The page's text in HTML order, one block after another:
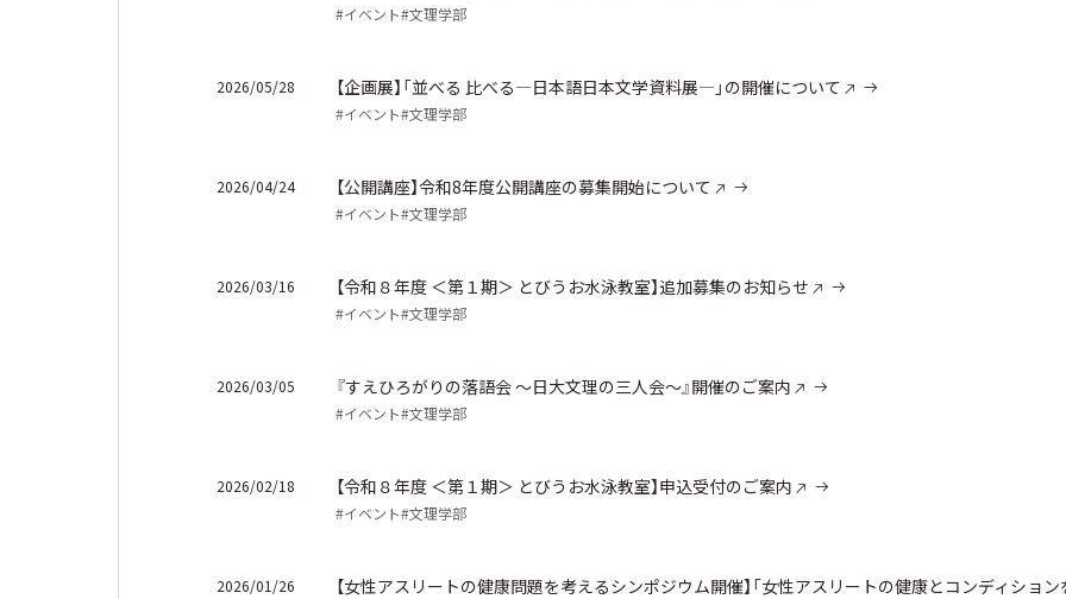
#イベント#文理学部
2026/05/28 【企画展】「並べる 比べる―日本語日本文学資料展―」の開催について
#イベント#文理学部
2026/04/24 【公開講座】令和8年度公開講座の募集開始について
#イベント#文理学部
2026/03/16 【令和８年度 ＜第１期＞ とびうお水泳教室】追加募集のお知らせ
#イベント#文理学部
2026/03/05 『すえひろがりの落語会 ～日大文理の三人会～』開催のご案内
#イベント#文理学部
2026/02/18 【令和８年度 ＜第１期＞ とびうお水泳教室】申込受付のご案内
#イベント#文理学部
2026/01/26 【女性アスリートの健康問題を考えるシンポジウム開催】「女性アスリートの健康とコンディション